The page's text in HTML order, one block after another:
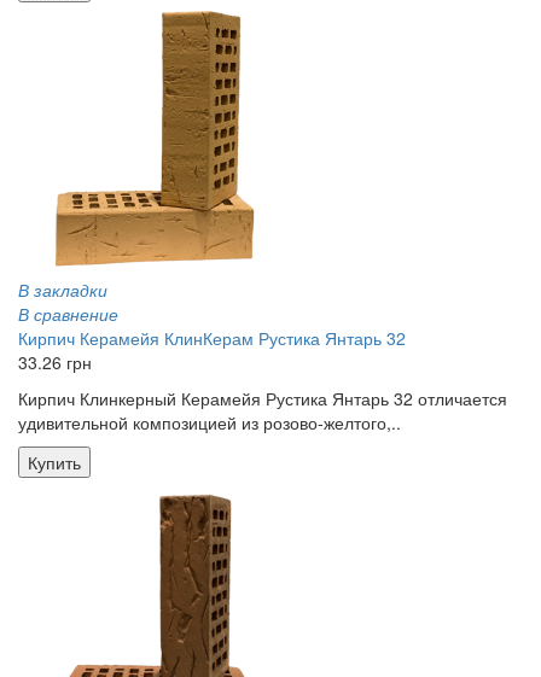
В закладки
В сравнение
Кирпич Керамейя КлинКерам Рустика Янтарь 32
33.26 грн
Кирпич Клинкерный Керамейя Рустика Янтарь 32 отличается
удивительной композицией из розово-желтого,..
Купить